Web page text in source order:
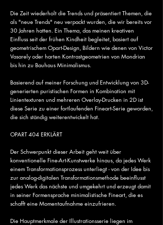
Die Zeit wiederholt die Trends und präsentiert Themen, die
als "neue Trends" neu verpackt wurden, die wir bereits vor
30 Jahren hatten. ​Ein Thema, das meinen kreativen
Einfluss seit der frühen Kindheit begleitet, basiert auf
geometrischem Opart-Design, Bildern wie denen von Victor
Vasarely oder harten Kontrastgeometrien von Mondrian
bis hin zu Bauhaus Minimalismus.
Basierend auf meiner Forschung und Entwicklung von 3D-
generierten puristischen Formen in Kombination mit
Linientexturen und mehreren Overlay-Drucken in 2D ist
diese Serie zu einer fortlaufenden Fineart-Serie geworden,
die sich ständig weiterentwickelt hat.
OPART 404 ERKLÄRT
Der Schwerpunkt dieser Arbeit geht weit über
konventionelle Fine-Art-Kunstwerke hinaus, da jedes Werk
einem Transformationsprozess unterliegt - von der Idee bis
zur analog-digitalen Transformationsmethode beeinflusst
jedes Werk das nächste und umgekehrt und erzeugt damit
in seiner Formensprache minimalistische Fineart, die es
schafft eine Momentaufnahme einzufrieren.
Die Hauptmerkmale der Illustrationsserie liegen im